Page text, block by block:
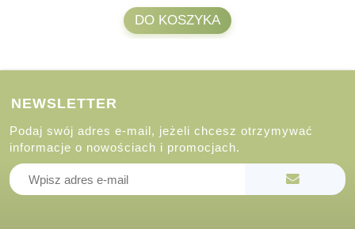
DO KOSZYKA
NEWSLETTER
Podaj swój adres e-mail, jeżeli chcesz otrzymywać
informacje o nowościach i promocjach.